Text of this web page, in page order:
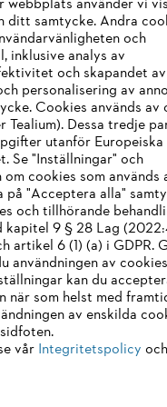
styrelse med ansvar
för leverantörer
webbplats använder vi
ditt samtycke. Andra
och
inklusive analys av
och skapandet av
personalisering av
Cookies används av
Dessa tredje
utanför Europeiska
Se "Inställningar" och
cookies som används
"Acceptera alla"
och tillhörande
kapitel 9 § 28 Lag
artikel 6 (1) (a) i GDPR.
användningen av
kan du
när som helst med
av enskilda
vår Integritetspolicy